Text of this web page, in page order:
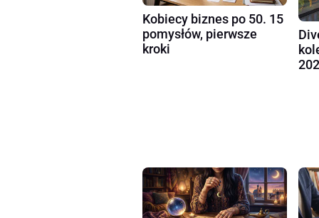
Kobiecy biznes po 50. 15
pomysłów, pierwsze
kroki